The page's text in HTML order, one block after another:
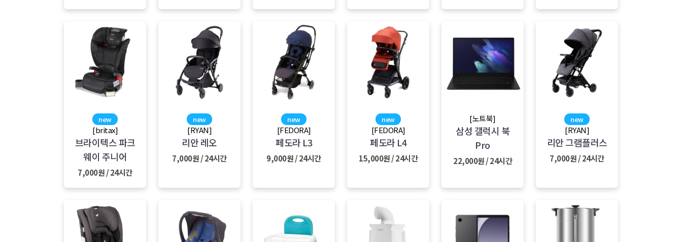
new
[britax]
브라이텍스 파크
웨이 주니어
7,000원 / 24시간
new
[RYAN]
리안 레오
7,000원 / 24시간
new
[FEDORA]
페도라 L3
9,000원 / 24시간
new
[FEDORA]
페도라 L4
15,000원 / 24시간
[노트북]
삼성 갤럭시 북
Pro
22,000원 / 24시간
new
[RYAN]
리안 그램플러스
7,000원 / 24시간